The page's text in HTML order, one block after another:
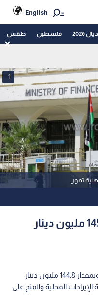
English
2026 فلسطين طقس
1
ارتفاع الإيرادات المحلية 145 مليون دينار
ارتفعت الإيرادات العامة بنسبة 3.5% وبمقدار 144.8 مليون دينار
الإيرادات المحلية والمنح على